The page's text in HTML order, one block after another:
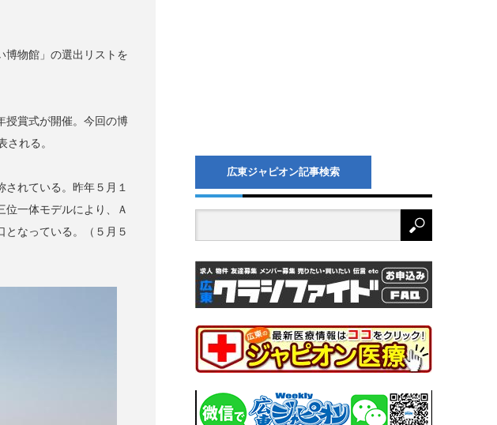
博物館」の選出リストを
授賞式が開催。今回の博
れる。
れている。昨年５月１
一体モデルにより、Ａ
となっている。（５月５
広東ジャピオン記事検索